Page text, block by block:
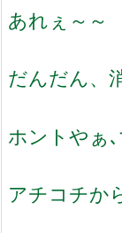
あれぇ～
だんだん、
ホントやぁ
アチコチか